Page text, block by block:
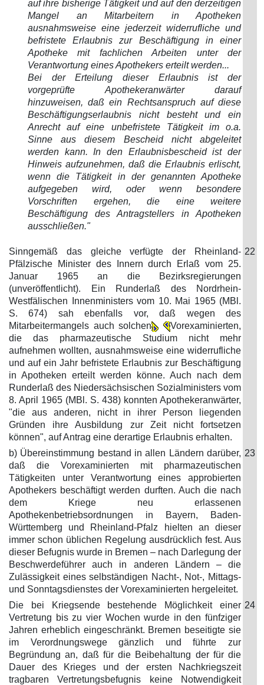
auf ihre bisherige Tätigkeit und auf den derzeitigen
Mangel an Mitarbeitern in Apotheken
ausnahmsweise eine jederzeit widerrufliche und
befristete Erlaubnis zur Beschäftigung in einer
Apotheke mit fachlichen Arbeiten unter der
Verantwortung eines Apothekers erteilt werden...
Bei der Erteilung dieser Erlaubnis ist der
vorgeprüfte Apothekeranwärter darauf
hinzuweisen, daß ein Rechtsanspruch auf diese
Beschäftigungserlaubnis nicht besteht und ein
Anrecht auf eine unbefristete Tätigkeit im o.a.
Sinne aus diesem Bescheid nicht abgeleitet
werden kann. In den Erlaubnisbescheid ist der
Hinweis aufzunehmen, daß die Erlaubnis erlischt,
wenn die Tätigkeit in der genannten Apotheke
aufgegeben wird, oder wenn besondere
Vorschriften ergehen, die eine weitere
Beschäftigung des Antragstellers in Apotheken
ausschließen."
Sinngemäß das gleiche verfügte der Rheinland-
Pfälzische Minister des Innern durch Erlaß vom 25.
Januar 1965 an die Bezirksregierungen
(unveröffentlicht). Ein Runderlaß des Nordrhein-
Westfälischen Innenministers vom 10. Mai 1965 (MBl.
S. 674) sah ebenfalls vor, daß wegen des
Mitarbeitermangels auch solchen
Vorexaminierten,
die das pharmazeutische Studium nicht mehr
aufnehmen wollten, ausnahmsweise eine widerrufliche
und auf ein Jahr befristete Erlaubnis zur Beschäftigung
in Apotheken erteilt werden könne. Auch nach dem
Runderlaß des Niedersächsischen Sozialministers vom
8. April 1965 (MBl. S. 438) konnten Apothekeranwärter,
"die aus anderen, nicht in ihrer Person liegenden
Gründen ihre Ausbildung zur Zeit nicht fortsetzen
können", auf Antrag eine derartige Erlaubnis erhalten.
22
b) Übereinstimmung bestand in allen Ländern darüber,
daß die Vorexaminierten mit pharmazeutischen
Tätigkeiten unter Verantwortung eines approbierten
Apothekers beschäftigt werden durften. Auch die nach
dem Kriege neu erlassenen
Apothekenbetriebsordnungen in Bayern, Baden-
Württemberg und Rheinland-Pfalz hielten an dieser
immer schon üblichen Regelung ausdrücklich fest. Aus
dieser Befugnis wurde in Bremen – nach Darlegung der
Beschwerdeführer auch in anderen Ländern – die
Zulässigkeit eines selbständigen Nacht-, Not-, Mittags-
und Sonntagsdienstes der Vorexaminierten hergeleitet.
23
Die bei Kriegsende bestehende Möglichkeit einer
Vertretung bis zu vier Wochen wurde in den fünfziger
Jahren erheblich eingeschränkt. Bremen beseitigte sie
im Verordnungswege gänzlich und führte zur
Begründung an, daß für die Beibehaltung der für die
Dauer des Krieges und der ersten Nachkriegszeit
tragbaren Vertretungsbefugnis keine Notwendigkeit
24